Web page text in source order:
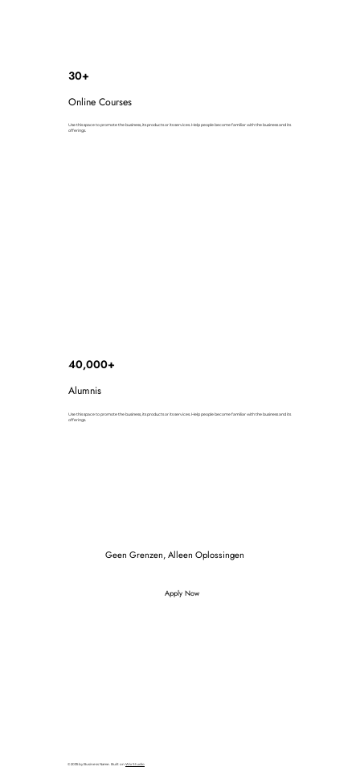
30+
Online Courses
Use this space to promote the business, its products or its services. Help people become familiar with the business and its
offerings.
40,000+
Alumnis
Use this space to promote the business, its products or its services. Help people become familiar with the business and its
offerings.
Geen Grenzen, Alleen Oplossingen
Apply Now
© 2035 by Business Name. Built on Wix Studio